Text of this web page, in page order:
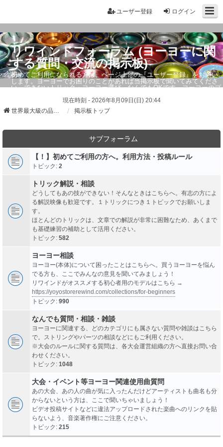
ログイン
ユーザー登録
リワインドフォーラム (ヨーヨーに関
する質問・交流の掲示板)
初めてご利用になられる方は、ページ上部の『ユーザー登録』をお願い
します。ヨーヨーでお困りのことがあれば当掲示板で聞いてみてくださ
い。できないトリック・ヨーヨー選び、なんでもOKです。ヨーヨーのプ
現在時刻 - 2026年8月09日(日) 20:44
世界最大級の品ぞろえ ヨーヨーストア「リワインド」
掲示板トップ
サブフォーラム
【！】初めてご利用の方へ。利用方法・投稿ルール
トピック: 2
トリック解説・相談
どうしてもあの技ができない！そんなときはこちらへ。有志の方によ
る解説映像も歓迎です。１トリックにつき１トピックでお願いしま
す。
ほとんどのトリックは、文章での解説が非常に困難なため、あくまで
も基礎練習の補助として活用ください。
トピック: 582
ヨーヨー相談
ヨーヨー(本体)について困ったことはこちらへ。買うヨーヨーを悩ん
でる方も、ここでみんなの意見を聞いてみましょう！
リワインドがオススメする初心者用のモデルはこちら →
https://yoyostorerewind.com/collections/for-beginners
トピック: 990
なんでも質問・相談・雑談
ヨーヨーに関連する、どのカテゴリにも属さない質問や雑談はこちら
で。ストリングやパーツの相談などにもご利用ください。
※大会のルールに関する質問は、各大会運営組織の方へ直接お問い合
わせください。
トピック: 1048
大会・イベント等ヨーヨー関連使用曲質問
あの大会、あの人の曲が気に入ったんだけどアーティストも曲名も分
からないという方は、ここで聞いちゃいましょう！
ビデオ投稿サイトなどに違法アップロードされた楽曲へのリンクを貼
らないよう、音楽著作権にご注意ください。
トピック: 215